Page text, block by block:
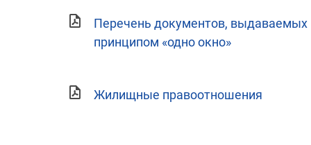
Перечень документов, выдаваемых
принципом «одно окно»
Жилищные правоотношения